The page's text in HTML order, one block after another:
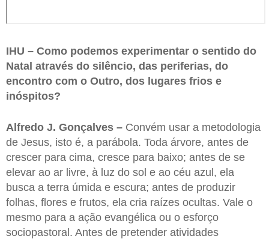
IHU – Como podemos experimentar o sentido do
Natal através do silêncio, das periferias, do
encontro com o Outro, dos lugares frios e
inóspitos?
Alfredo J. Gonçalves – Convém usar a metodologia
de Jesus, isto é, a parábola. Toda árvore, antes de
crescer para cima, cresce para baixo; antes de se
elevar ao ar livre, à luz do sol e ao céu azul, ela
busca a terra úmida e escura; antes de produzir
folhas, flores e frutos, ela cria raízes ocultas. Vale o
mesmo para a ação evangélica ou o esforço
sociopastoral. Antes de pretender atividades